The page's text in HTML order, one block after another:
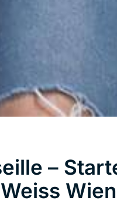
–
Wien